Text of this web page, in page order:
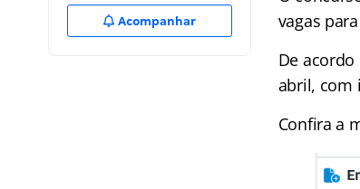
Acompanhar
vagas
De
abril, com
Confira a